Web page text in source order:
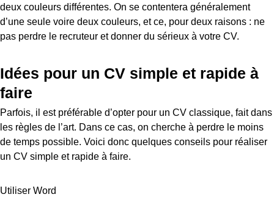
deux couleurs différentes. On se contentera généralement
d’une seule voire deux couleurs, et ce, pour deux raisons : ne
pas perdre le recruteur et donner du sérieux à votre CV.
Idées pour un CV simple et rapide à
faire
Parfois, il est préférable d’opter pour un CV classique, fait dans
les règles de l’art. Dans ce cas, on cherche à perdre le moins
de temps possible. Voici donc quelques conseils pour réaliser
un CV simple et rapide à faire.
Utiliser Word